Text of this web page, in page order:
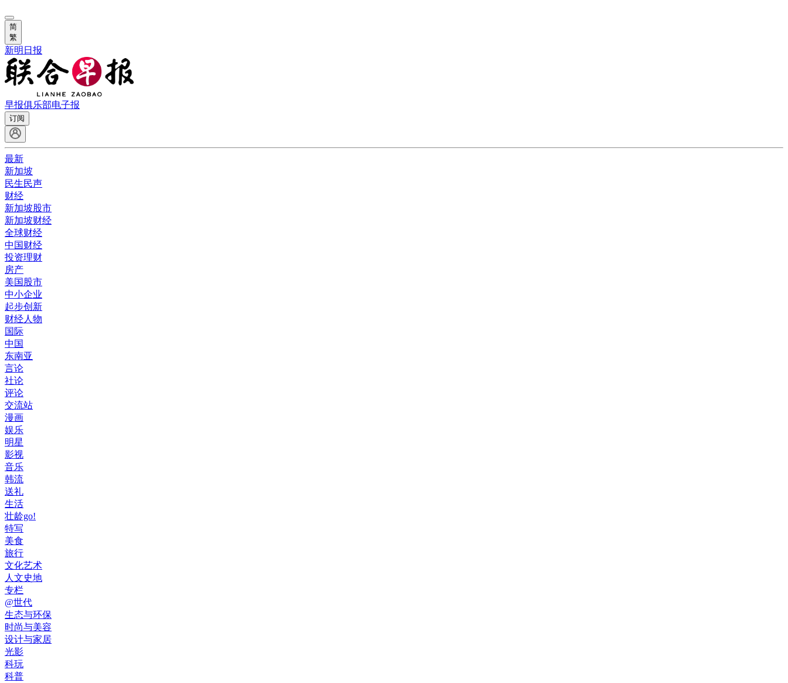
简
繁
新明日报
早报俱乐部电子报
订阅
最新
新加坡
民生民声
财经
新加坡股市
新加坡财经
全球财经
中国财经
投资理财
房产
美国股市
中小企业
起步创新
财经人物
国际
中国
东南亚
言论
社论
评论
交流站
漫画
娱乐
明星
影视
音乐
韩流
送礼
生活
壮龄go!
特写
美食
旅行
文化艺术
人文史地
专栏
@世代
生态与环保
时尚与美容
设计与家居
光影
科玩
科普